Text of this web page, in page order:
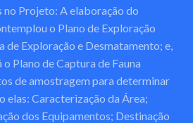
no Projeto: A elaboração do
o Plano de Exploração
Exploração e Desmatamento; e,
Plano de Captura de Fauna
de amostragem para determinar
elas: Caracterização da Área;
dos Equipamentos; Destinação